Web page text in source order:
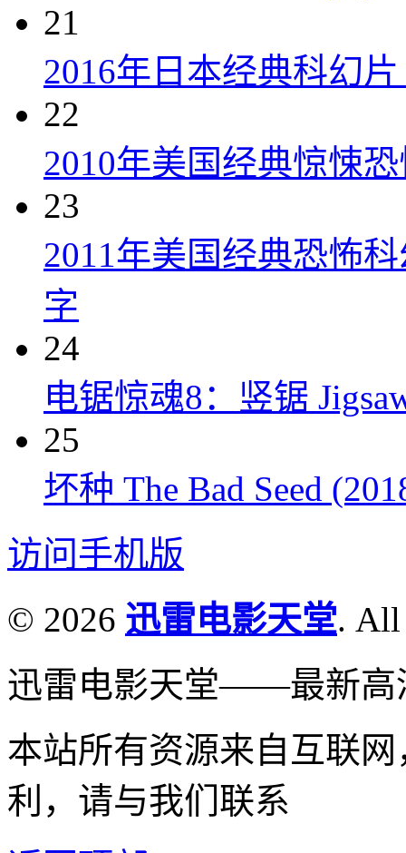
21
2016年日本经典科幻
22
2010年美国经典惊悚
23
2011年美国经典恐怖
字
24
电锯惊魂8：竖锯
25
坏种 The Bad Seed
访问手机版
© 2026 迅雷电影天堂. All
迅雷电影天堂——最新高
本站所有资源来自互联
利，请与我们联系